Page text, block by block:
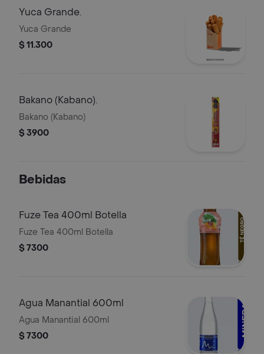
Yuca Grande.
Yuca Grande
$ 11.300
Bakano (Kabano).
Bakano (Kabano)
$ 3900
Bebidas
Fuze Tea 400ml Botella
Fuze Tea 400ml Botella
$ 7300
Agua Manantial 600ml
Agua Manantial 600ml
$ 7300